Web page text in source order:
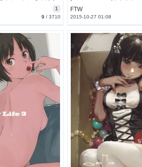
1
9 / 3710
FTW
2015-10-27 01:08